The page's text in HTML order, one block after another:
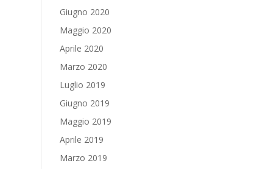
Giugno 2020
Maggio 2020
Aprile 2020
Marzo 2020
Luglio 2019
Giugno 2019
Maggio 2019
Aprile 2019
Marzo 2019